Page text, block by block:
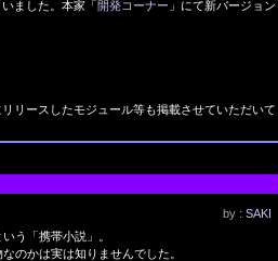
ました。本家「開発コーナー 」にて新バージョン
リースしたモジュール等も掲載させていただいて
by : SAKI
う「携帯小説」。
のかは実は知りませんでした。